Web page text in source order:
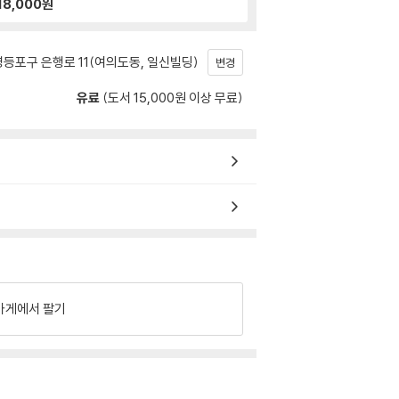
원
포구 은행로 11(여의도동, 일신빌딩) 변경
유료 (도서 15,000원 이상 무료)
게에서 팔기